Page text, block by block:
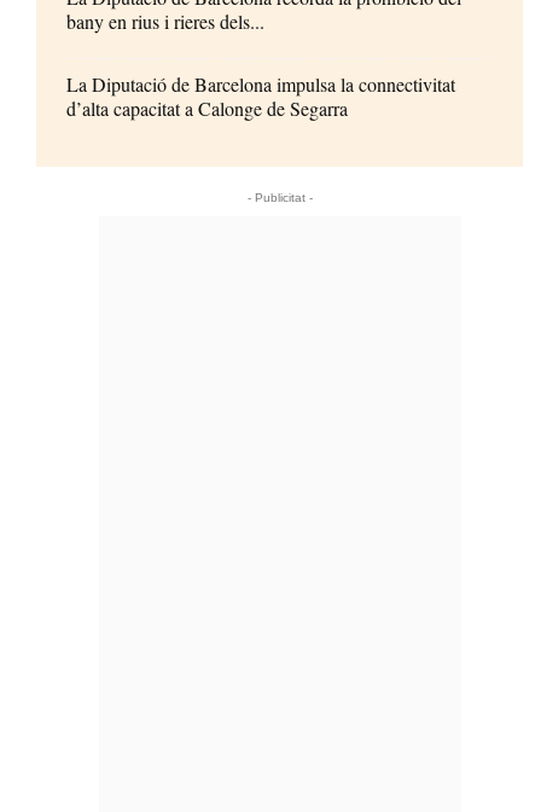
bany en rius i rieres dels...
La Diputació de Barcelona impulsa la connectivitat
d’alta capacitat a Calonge de Segarra
- Publicitat -